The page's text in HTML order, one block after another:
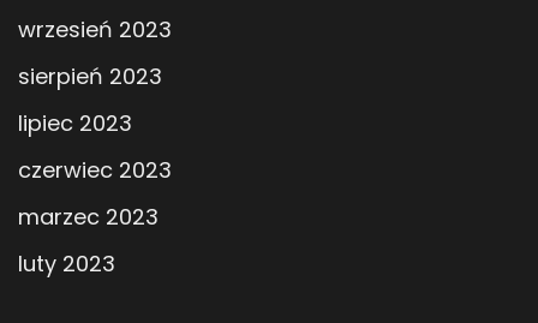
wrzesień 2023
sierpień 2023
lipiec 2023
czerwiec 2023
marzec 2023
luty 2023